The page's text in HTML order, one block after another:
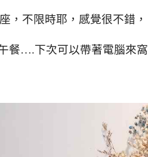
，不限時耶，感覺很不錯，
餐….下次可以帶著電腦來窩